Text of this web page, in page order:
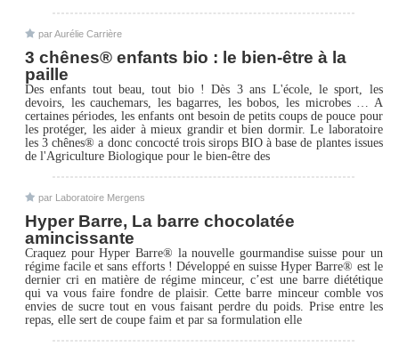
par Aurélie Carrière
3 chênes® enfants bio : le bien-être à la
paille
Des enfants tout beau, tout bio ! Dès 3 ans L'école, le sport, les
devoirs, les cauchemars, les bagarres, les bobos, les microbes … A
certaines périodes, les enfants ont besoin de petits coups de pouce pour
les protéger, les aider à mieux grandir et bien dormir. Le laboratoire
les 3 chênes® a donc concocté trois sirops BIO à base de plantes issues
de l'Agriculture Biologique pour le bien-être des
par Laboratoire Mergens
Hyper Barre, La barre chocolatée
amincissante
Craquez pour Hyper Barre® la nouvelle gourmandise suisse pour un
régime facile et sans efforts ! Développé en suisse Hyper Barre® est le
dernier cri en matière de régime minceur, c’est une barre diététique
qui va vous faire fondre de plaisir. Cette barre minceur comble vos
envies de sucre tout en vous faisant perdre du poids. Prise entre les
repas, elle sert de coupe faim et par sa formulation elle